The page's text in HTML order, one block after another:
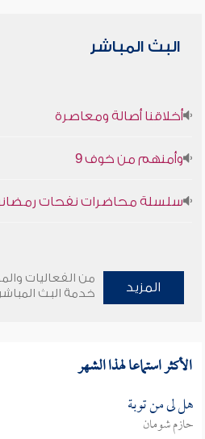
البث المباشر
أخلاقنا أصالة ومعاصرة
وأمنهم من خوف 9
سلسلة محاضرات نفحات رمضانية
المزيد
من الفعاليات
خدمة البث المباشر
الأكثر استماعا لهذا الشهر
هل لى من توبة
حازم شومان